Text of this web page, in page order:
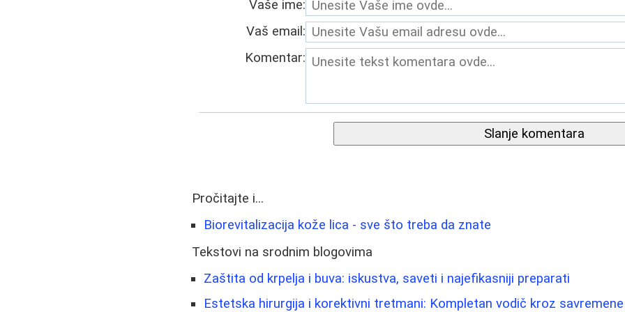
Vaše ime:
Vaš email:
Komentar:
Slanje komentara
Pročitajte i...
Biorevitalizacija kože lica - sve što treba da znate
Tekstovi na srodnim blogovima
Zaštita od krpelja i buva: iskustva, saveti i najefikasniji preparati
Estetska hirurgija i korektivni tretmani: Kompletan vodič kroz